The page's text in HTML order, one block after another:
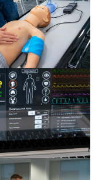
по
по
и
European
Instructor
Council.
Simulations
The George